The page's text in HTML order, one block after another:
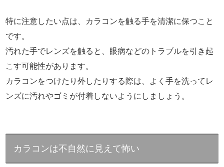
特に注意したい点は、カラコンを触る手を清潔に保つこと
です。
汚れた手でレンズを触ると、眼病などのトラブルを引き起
こす可能性があります。
カラコンをつけたり外したりする際は、よく手を洗ってレ
ンズに汚れやゴミが付着しないようにしましょう。
カラコンは不自然に見えて怖い